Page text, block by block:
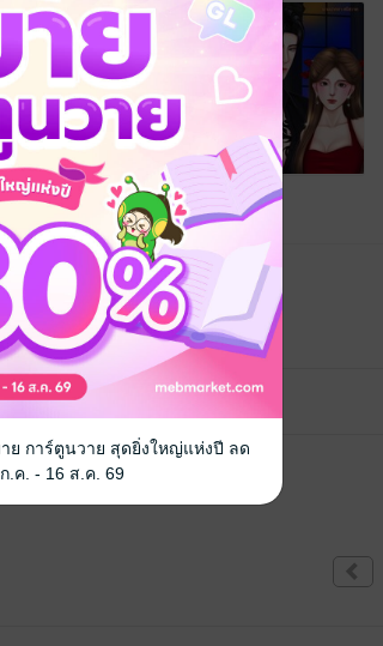
อแสดงความคิดเห็นได้จ้า
ย การ์ตูนวาย สุดยิ่งใหญ่แห่งปี ลด
.ค. - 16 ส.ค. 69